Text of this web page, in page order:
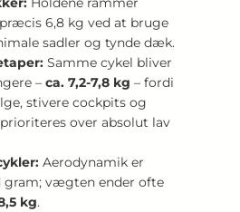
6,8 kg ved at bruge
sadler og tynde dæk.
Samme cykel bliver
– ca. 7,2-7,8 kg – fordi
stivere cockpits og
over absolut lav
Aerodynamik er
gram; vægten ender ofte
kg.